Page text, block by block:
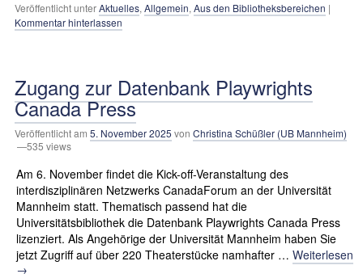
Veröffentlicht unterAktuelles, Allgemein, Aus den Bibliotheksbereichen |
Kommentar hinterlassen
Zugang zur Datenbank Playwrights
Canada Press
Veröffentlicht am 5. November 2025 von Christina Schüßler (UB Mannheim)
—535 views
Am 6. November findet die Kick-off-Veranstaltung des
interdisziplinären Netzwerks CanadaForum an der Universität
Mannheim statt. Thematisch passend hat die
Universitätsbibliothek die Datenbank Playwrights Canada Press
lizenziert. Als Angehörige der Universität Mannheim haben Sie
jetzt Zugriff auf über 220 Theaterstücke namhafter … Weiterlesen
→